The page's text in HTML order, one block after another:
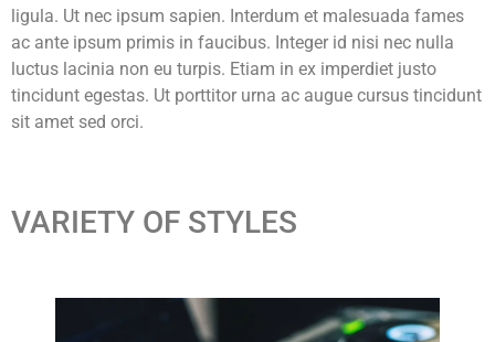
ligula. Ut nec ipsum sapien. Interdum et malesuada fames
ac ante ipsum primis in faucibus. Integer id nisi nec nulla
luctus lacinia non eu turpis. Etiam in ex imperdiet justo
tincidunt egestas. Ut porttitor urna ac augue cursus tincidunt
sit amet sed orci.
VARIETY OF STYLES